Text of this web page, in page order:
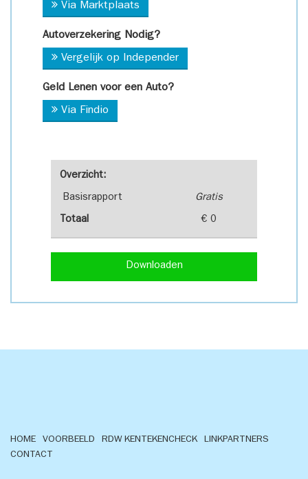
Overzicht:
Basisrapport Gratis
Totaal € 0
Downloaden
Via Marktplaats
Autoverzekering Nodig?
Vergelijk op Independer
Geld Lenen voor een Auto?
Via Findio
HOME VOORBEELD RDW KENTEKENCHECK
LINKPARTNERS
CONTACT